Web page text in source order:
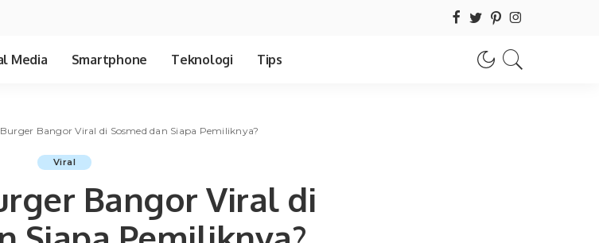
Media Smartphone Teknologi Tips
Bangor Viral di Sosmed dan Siapa Pemiliknya?
Viral
Bangor Viral di